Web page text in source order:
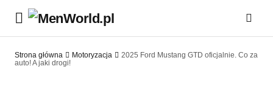
Strona główna Motoryzacja
2025 Ford Mustang GTD oficjalnie. Co za
auto! A jaki drogi!